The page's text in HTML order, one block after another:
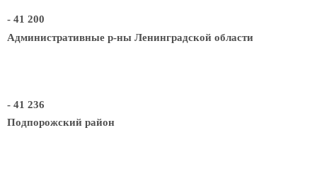
- 41 200
Административные р-ны Ленинградской области
- 41 236
Подпорожский район